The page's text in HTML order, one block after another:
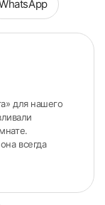
для нашего
всегда